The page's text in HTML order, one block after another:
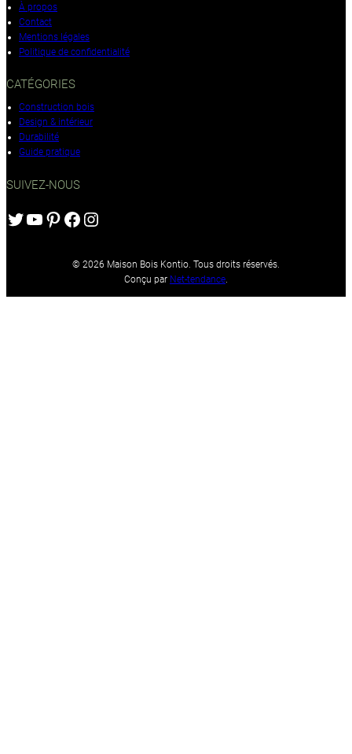
À propos
Contact
Mentions légales
Politique de confidentialité
CATÉGORIES
Construction bois
Design & intérieur
Durabilité
Guide pratique
SUIVEZ-NOUS
Twitter YouTube Pinterest Facebook Instagram
© 2026 Maison Bois Kontio. Tous droits réservés.
Conçu par Net-tendance.